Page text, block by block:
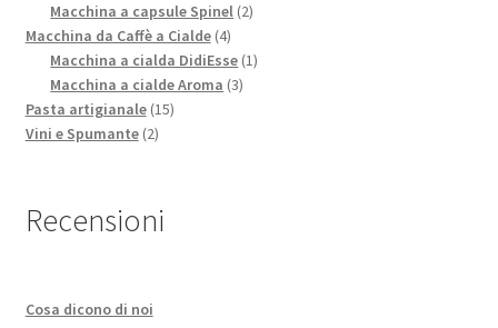
prodotto
Macchina a capsule Spinel 22
Macchina da Caffè a Cialde 44
prodotti
Macchina a cialda DidiEsse 11
Macchina a cialde Aroma 33
Pasta artigianale 1515
Vini e Spumante 22
Recensioni
Cosa dicono di noi